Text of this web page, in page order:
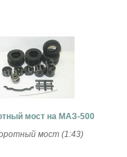
мост на МАЗ-500
мост (1:43)